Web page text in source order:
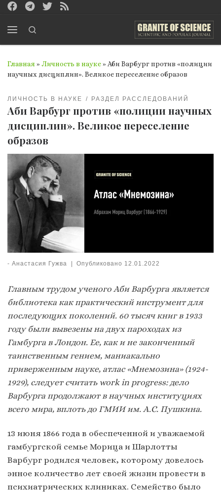
Перейти к содержимому
Главная » Личность в науке» Аби Варбург против «полиции
научных дисциплин». Великое переселение образов
ЛИЧНОСТЬ В НАУКЕ РАЗДЕЛ РАССЛЕДОВАНИЙ
Аби Варбург против «полиции научных
дисциплин». Великое переселение
образов
- Анастасия Гужва | Опубликовано 12.01.2022
Главным трудом ученого Аби Варбурга является
библиотека как практический инструмент для
последующих поколений. 60 тысяч книг в 1933
году были вывезены на двух пароходах из
Гамбурга в Лондон. Ее, как и не законченный
таинственным гением, маниакально
приверженным науке, атлас «Мнемозина» (1924-
1929), следует считать work in progress: дело
Варбурга продолжают в научных институциях
всего мира, вплоть до ГМИИ им. А.С. Пушкина.
13 июня 1866 года в обеспеченной и уважаемой
гамбургской семье Морица и Шарлотты
Варбург родился человек, которому довелось
энное количество лет своей жизни провести в
психиатрических клиниках. Семейство было